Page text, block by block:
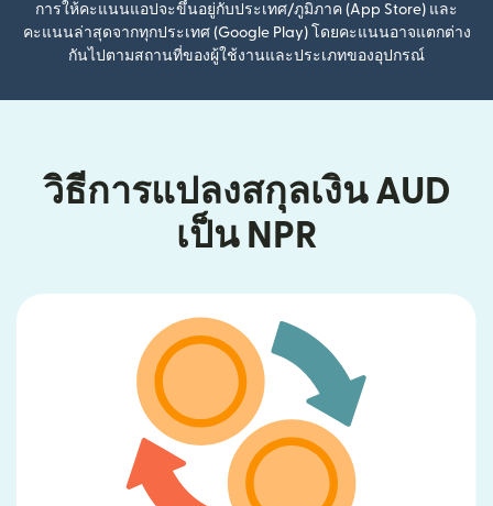
การให้คะแนนแอปจะขึ้นอยู่กับประเทศ/ภูมิภาค (App Store) และ
คะแนนล่าสุดจากทุกประเทศ (Google Play) โดยคะแนนอาจแตกต่าง
กันไปตามสถานที่ของผู้ใช้งานและประเภทของอุปกรณ์
วิธีการแปลงสกุลเงิน AUD
เป็น NPR